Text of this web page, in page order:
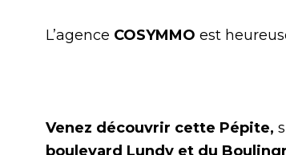
L’agence COSYMMO est
Venez découvrir cette Pépite,
boulevard Lundy et du